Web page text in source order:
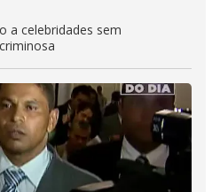
a celebridades sem